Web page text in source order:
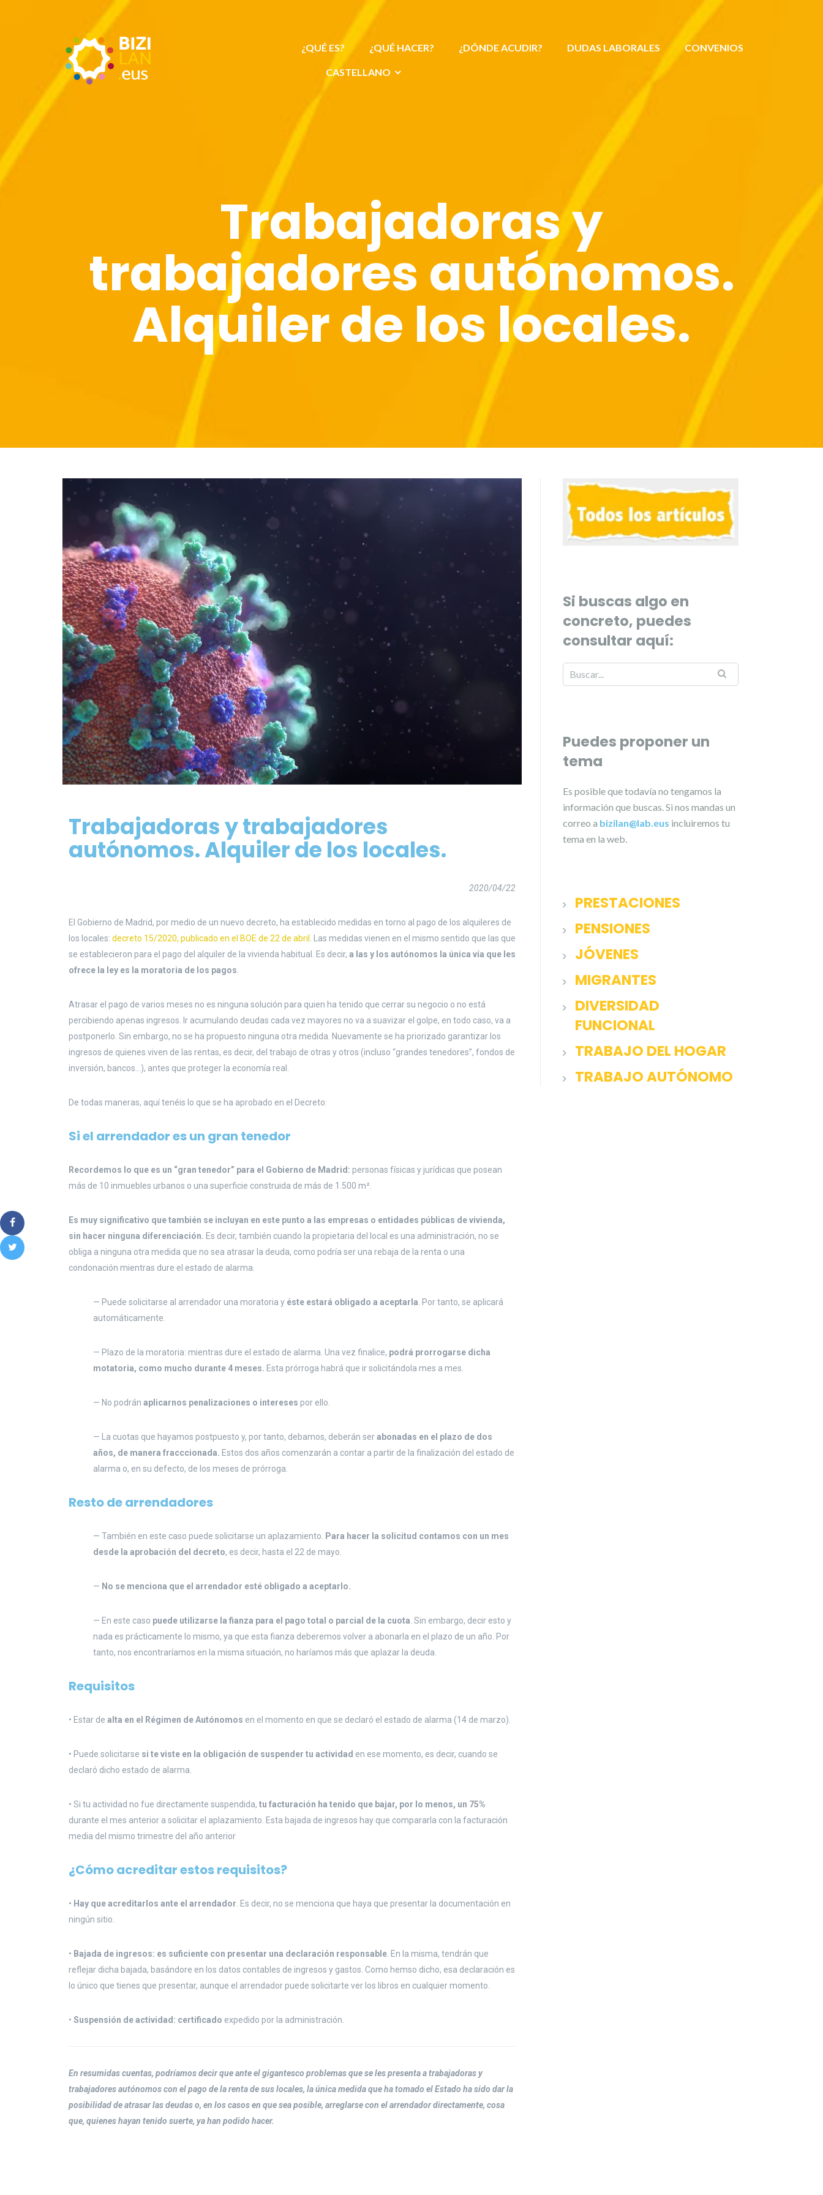
¿QUÉ ES? ¿QUÉ HACER? ¿DÓNDE ACUDIR? DUDAS LABORALES CONVENIOS
CASTELLANO
Trabajadoras y
trabajadores autónomos.
Alquiler de los locales.
Trabajadoras y trabajadores
autónomos. Alquiler de los locales.
2020/04/22
El Gobierno de Madrid, por medio de un nuevo decreto, ha establecido medidas en torno al pago de los alquileres de
los locales: decreto 15/2020, publicado en el BOE de 22 de abril
. Las medidas vienen en el mismo sentido que las que
se establecieron para el pago del alquiler de la vivienda habitual. Es decir, a las y los autónomos la única vía que les
ofrece la ley es la moratoria de los pagos
Atrasar el pago de varios meses no es ninguna solución para quien ha tenido que cerrar su negocio o no está
percibiendo apenas ingresos. Ir acumulando deudas cada vez mayores no va a suavizar el golpe, en todo caso, va a
postponerlo. Sin embargo, no se ha propuesto ninguna otra medida. Nuevamente se ha priorizado garantizar los
ingresos de quienes viven de las rentas, es decir, del trabajo de otras y otros (incluso “grandes tenedores”, fondos de
inversión, bancos…), antes que proteger la economía real.
De todas maneras, aquí tenéis lo que se ha aprobado en el Decreto:
Si el arrendador es un gran tenedor
Recordemos lo que es un “gran tenedor” para el Gobierno de Madrid: personas físicas y jurídicas que posean
más de 10 inmuebles urbanos o una superficie construida de más de 1.500 m².
Es muy significativo que también se incluyan en este punto a las empresas o entidades públicas de vivienda,
sin hacer ninguna diferenciación. Es decir, también cuando la propietaria del local es una administración, no se
obliga a ninguna otra medida que no sea atrasar la deuda, como podría ser una rebaja de la renta o una
condonación mientras dure el estado de alarma.
— Puede solicitarse al arrendador una moratoria y éste estará obligado a aceptarla . Por tanto, se aplicará
automáticamente.
— Plazo de la moratoria: mientras dure el estado de alarma. Una vez finalice, podrá prorrogarse dicha
motatoria, como mucho durante 4 meses. Esta prórroga habrá que ir solicitándola mes a mes.
— No podrán aplicarnos penalizaciones o intereses por ello.
— La cuotas que hayamos postpuesto y, por tanto, debamos, deberán serabonadas en el plazo de dos
años, de manera fracccionada. Estos dos años comenzarán a contar a partir de la finalización del estado de
alarma o, en su defecto, de los meses de prórroga.
Resto de arrendadores
— También en este caso puede solicitarse un aplazamiento.
Para hacer la solicitud contamos con un mes
desde la aprobación del decreto, es decir, hasta el 22 de mayo.
— No se menciona que el arrendador esté obligado a aceptarlo.
— En este caso puede utilizarse la fianza para el pago total o parcial de la cuota . Sin embargo, decir esto y
nada es prácticamente lo mismo, ya que esta fianza deberemos volver a abonarla en el plazo de un año. Por
tanto, nos encontraríamos en la misma situación, no haríamos más que aplazar la deuda.
Requisitos
• Estar de alta en el Régimen de Autónomos en el momento en que se declaró el estado de alarma (14 de marzo).
• Puede solicitarse si te viste en la obligación de suspender tu actividad en ese momento, es decir, cuando se
declaró dicho estado de alarma.
• Si tu actividad no fue directamente suspendida, tu facturación ha tenido que bajar, por lo menos, un 75%
durante el mes anterior a solicitar el aplazamiento. Esta bajada de ingresos hay que compararla con la facturación
media del mismo trimestre del año anterior
¿Cómo acreditar estos requisitos?
• Hay que acreditarlos ante el arrendador . Es decir, no se menciona que haya que presentar la documentación en
ningún sitio.
• Bajada de ingresos: es suficiente con presentar una declaración responsable . En la misma, tendrán que
reflejar dicha bajada, basándore en los datos contables de ingresos y gastos. Como hemso dicho, esa declaración es
lo único que tienes que presentar, aunque el arrendador puede solicitarte ver los libros en cualquier momento.
• Suspensión de actividad: certificado expedido por la administración.
En resumidas cuentas, podríamos decir que ante el gigantesco problemas que se les presenta a trabajadoras y
trabajadores autónomos con el pago de la renta de sus locales, la única medida que ha tomado el Estado ha sido dar la
posibilidad de atrasar las deudas o, en los casos en que sea posible, arreglarse con el arrendador directamente, cosa
que, quienes hayan tenido suerte, ya han podido hacer.
Si buscas algo en
concreto, puedes
consultar aquí:
Puedes proponer un
tema
Es posible que todavía no tengamos la
información que buscas. Si nos mandas un
correo a bizilan@lab.eus incluiremos tu
tema en la web.
PRESTACIONES
PENSIONES
JÓVENES
MIGRANTES
DIVERSIDAD
FUNCIONAL
TRABAJO DEL HOGAR
TRABAJO AUTÓNOMO